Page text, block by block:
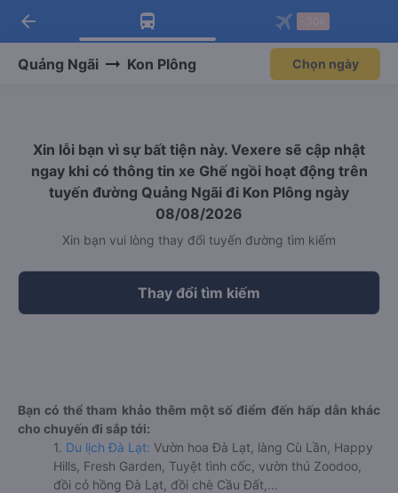
Tải app Vexere ngay!
Nhận ưu đãi thành viên độc
Mở app
Tải app Vexere
-30k/ghế khi đặt vé máy bay qua
Mở app
arrow_back
Quảng Ngãi Kon Plông Chọn ngày
Xin lỗi bạn vì sự bất tiện này. Vexere sẽ cập nhật
ngay khi có thông tin xe Ghế ngồi hoạt động trên
tuyến đường Quảng Ngãi đi Kon Plông ngày
08/08/2026
Xin bạn vui lòng thay đổi tuyến đường tìm kiếm
Thay đổi tìm kiếm
Bạn có thể tham khảo thêm một số điểm đến hấp dẫn khác
cho chuyến đi sắp tới:
1. Du lịch Đà Lạt: Vườn hoa Đà Lạt, làng Cù Lần, Happy
Hills, Fresh Garden, Tuyệt tình cốc, vườn thú Zoodoo,
đồi cỏ hồng Đà Lạt, đồi chè Cầu Đất,...